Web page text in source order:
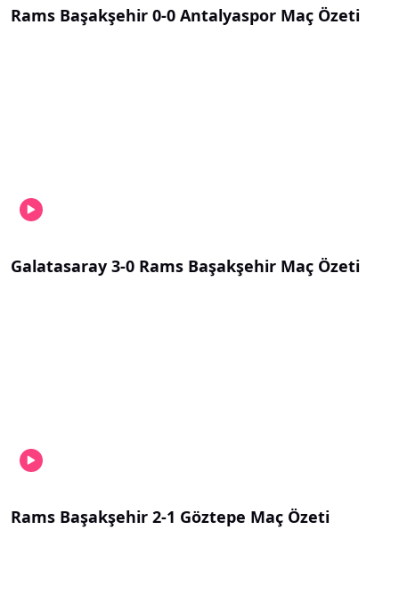
Rams Başakşehir 0-0 Antalyaspor Maç Özeti
Galatasaray 3-0 Rams Başakşehir Maç Özeti
Rams Başakşehir 2-1 Göztepe Maç Özeti